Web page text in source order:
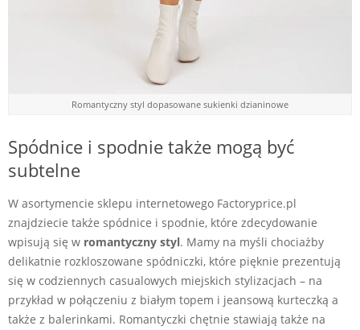
Romantyczny styl dopasowane sukienki dzianinowe
Spódnice i spodnie także mogą być
subtelne
W asortymencie sklepu internetowego Factoryprice.pl
znajdziecie także spódnice i spodnie, które zdecydowanie
wpisują się w romantyczny styl. Mamy na myśli chociażby
delikatnie rozkloszowane spódniczki, które pięknie prezentują
się w codziennych casualowych miejskich stylizacjach – na
przykład w połączeniu z białym topem i jeansową kurteczką a
także z balerinkami. Romantyczki chętnie stawiają także na